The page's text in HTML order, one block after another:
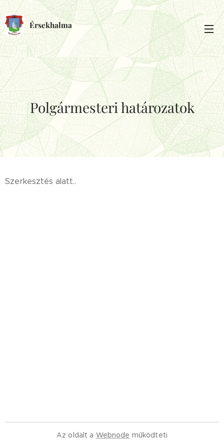
Érsekhalma
Polgármesteri határozatok
Szerkesztés alatt..
Az oldalt a Webnode működteti